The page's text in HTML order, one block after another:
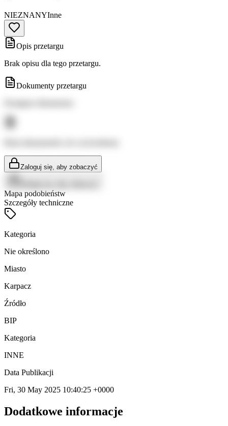
NIEZNANYInne
Opis przetargu
Brak opisu dla tego przetargu.
Dokumenty przetargu
Zaloguj się, aby zobaczyć
Mapa podobieństw
Szczegóły techniczne
Kategoria
Nie określono
Miasto
Karpacz
Źródło
BIP
Kategoria
INNE
Data Publikacji
Fri, 30 May 2025 10:40:25 +0000
Dodatkowe informacje